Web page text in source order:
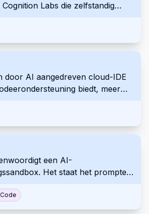
Labs die zelfstandig
meerdere programmeertalen,
met menselijke
door AI aangedreven cloud-IDE
biedt, meer
en
biedt.
een AI-
Het staat het prompten,
in uw browser toe.